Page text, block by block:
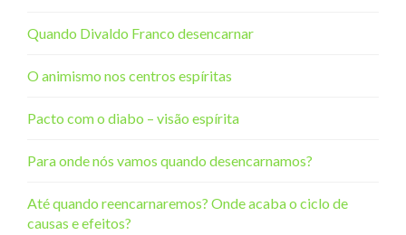
Quando Divaldo Franco desencarnar
O animismo nos centros espíritas
Pacto com o diabo – visão espírita
Para onde nós vamos quando desencarnamos?
Até quando reencarnaremos? Onde acaba o ciclo de
causas e efeitos?